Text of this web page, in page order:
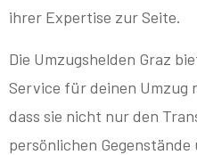
ihrer Expertise zur Seite.
Die Umzugshelden Graz
Service für deinen Umzug
dass sie nicht nur den
persönlichen